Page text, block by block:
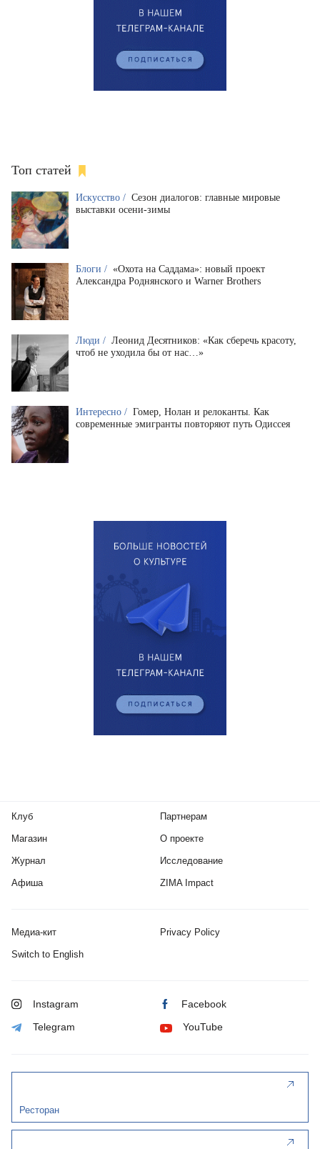
Топ статей
Искусство / Сезон диалогов: главные мировые
выставки осени-зимы
Блоги / «Охота на Саддама»: новый проект
Александра Роднянского и Warner Brothers
Люди / Леонид Десятников: «Как сберечь красоту,
чтоб не уходила бы от нас…»
Интересно / Гомер, Нолан и релоканты. Как
современные эмигранты повторяют путь Одиссея
Клуб
Магазин
Журнал
Афиша
Партнерам
О проекте
Исследование
ZIMA Impact
Медиа-кит Privacy Policy
Switch to English
Instagram Facebook
Telegram YouTube
Ресторан